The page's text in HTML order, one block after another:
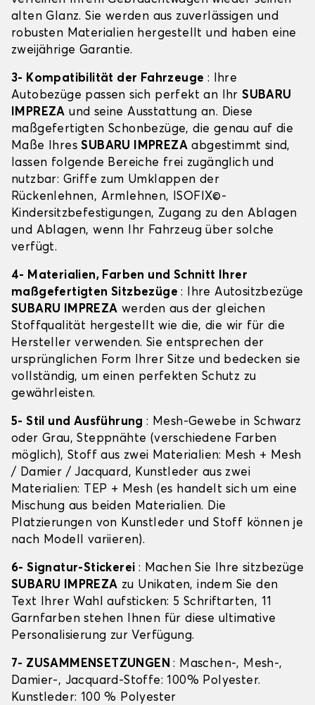
alten Glanz. Sie werden aus zuverlässigen und
robusten Materialien hergestellt und haben eine
zweijährige Garantie.
3- Kompatibilität der Fahrzeuge : Ihre
Autobezüge passen sich perfekt an IhrSUBARU
IMPREZA und seine Ausstattung an. Diese
maßgefertigten Schonbezüge, die genau auf die
Maße IhresSUBARU IMPREZA abgestimmt sind,
lassen folgende Bereiche frei zugänglich und
nutzbar: Griffe zum Umklappen der
Rückenlehnen, Armlehnen, ISOFIX©-
Kindersitzbefestigungen, Zugang zu den Ablagen
und Ablagen, wenn Ihr Fahrzeug über solche
verfügt.
4- Materialien, Farben und Schnitt Ihrer
maßgefertigten Sitzbezüge: Ihre Autositzbezüge
SUBARU IMPREZA werden aus der gleichen
Stoffqualität hergestellt wie die, die wir für die
Hersteller verwenden. Sie entsprechen der
ursprünglichen Form Ihrer Sitze und bedecken sie
vollständig, um einen perfekten Schutz zu
gewährleisten.
5- Stil und Ausführung: Mesh-Gewebe in Schwarz
oder Grau, Steppnähte (verschiedene Farben
möglich), Stoff aus zwei Materialien: Mesh + Mesh
/ Damier / Jacquard, Kunstleder aus zwei
Materialien: TEP + Mesh (es handelt sich um eine
Mischung aus beiden Materialien. Die
Platzierungen von Kunstleder und Stoff können je
nach Modell variieren).
6- Signatur-Stickerei : Machen Sie Ihre sitzbezüge
SUBARU IMPREZA zu Unikaten, indem Sie den
Text Ihrer Wahl aufsticken: 5 Schriftarten, 11
Garnfarben stehen Ihnen für diese ultimative
Personalisierung zur Verfügung.
7- ZUSAMMENSETZUNGEN: Maschen-, Mesh-,
Damier-, Jacquard-Stoffe: 100% Polyester.
Kunstleder: 100 % Polyester